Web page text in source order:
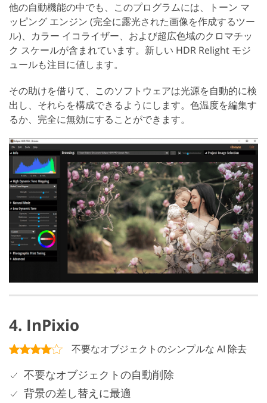
他の自動機能の中でも、このプログラムには、トーン マ
ッピング エンジン (完全に露光された画像を作成するツー
ル)、カラー イコライザー、および超広色域のクロマチッ
ク スケールが含まれています。新しい HDR Relight モジ
ュールも注目に値します。
その助けを借りて、このソフトウェアは光源を自動的に検
出し、それらを構成できるようにします。色温度を編集す
るか、完全に無効にすることができます。
4. InPixio
不要なオブジェクトのシンプルな AI 除去
不要なオブジェクトの自動削除
背景の差し替えに最適